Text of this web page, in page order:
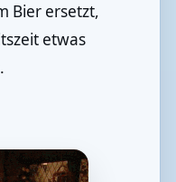
Bier ersetzt,
etwas